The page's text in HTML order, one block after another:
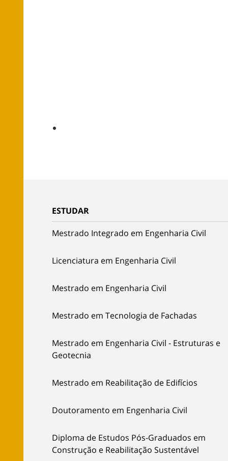
ESTUDAR
Mestrado Integrado em Engenharia Civil
Licenciatura em Engenharia Civil
Mestrado em Engenharia Civil
Mestrado em Tecnologia de Fachadas
Mestrado em Engenharia Civil - Estruturas e
Geotecnia
Mestrado em Reabilitação de Edifícios
Doutoramento em Engenharia Civil
Diploma de Estudos Pós-Graduados em
Construção e Reabilitação Sustentável